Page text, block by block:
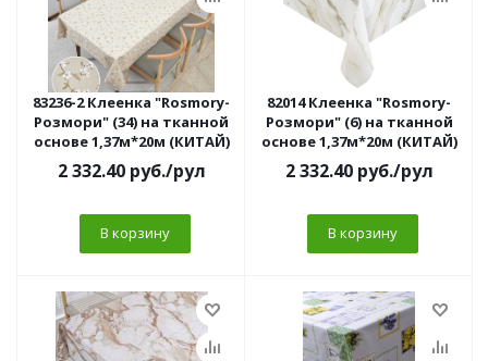
83236-2 Клеенка "Rosmory-
Розмори" (34) на тканной
основе 1,37м*20м (КИТАЙ)
2 332.40руб./рул
В корзину
82014 Клеенка "Rosmory-
Розмори" (6) на тканной
основе 1,37м*20м (КИТАЙ)
2 332.40руб./рул
В корзину